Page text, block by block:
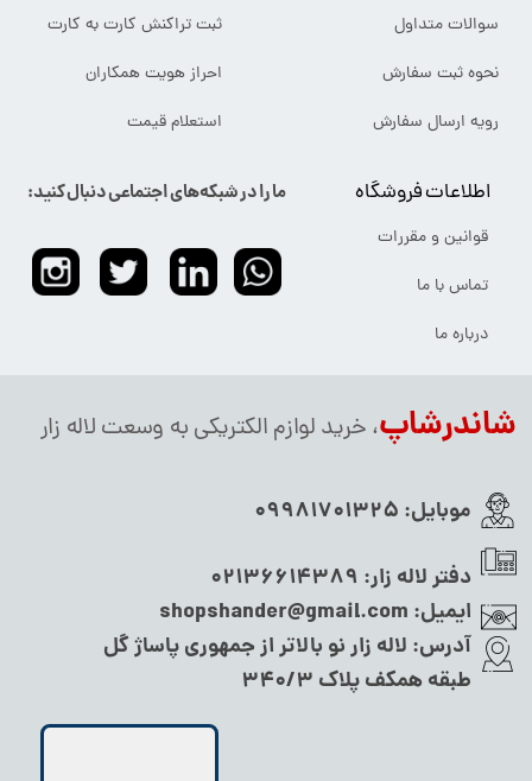
شاندرشاپ، خرید لوازم الکتریکی به وسعت لاله زار
موبایل: 09981701325
دفتر لاله زار: 02136614389
ایمیل: shopshander@gmail.com
آدرس: لاله زار نو بالاتر از جمهوری پاساژ گل
طبقه همکف پلاک ۳۴۰/۳
ما را در شبکه‌های اجتماعی دنبال کنید: اطلاعات فروشگاه
قوانین و مقررات
تماس با ما
درباره ما
ثبت تراکنش کارت به کارت
احراز هویت همکاران
استعلام قیمت
سوالات متداول
نحوه ثبت سفارش
رویه ارسال سفارش